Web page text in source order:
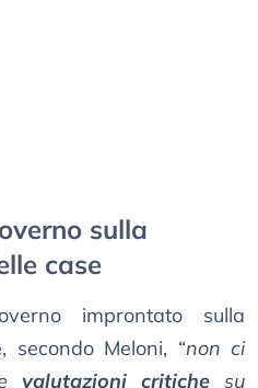
sulla
case
improntato sulla
secondo Meloni, “non ci
valutazioni critichesu